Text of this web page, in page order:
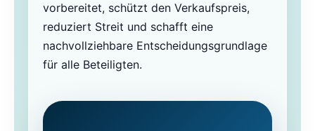
vorbereitet, schützt den Verkaufspreis,
reduziert Streit und schafft eine
nachvollziehbare Entscheidungsgrundlage
für alle Beteiligten.